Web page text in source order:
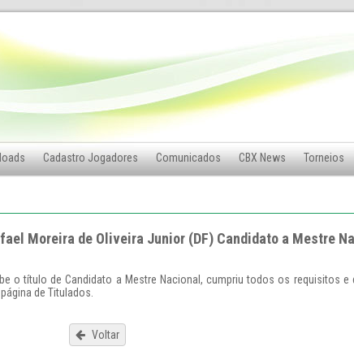
Cadastro Jogadores Comunicados CBX News Torneios
Moreira de Oliveira Junior (DF) Candidato a Mestre
o título de Candidato a Mestre Nacional, cumpriu todos os requisitos e
de Titulados.
Voltar